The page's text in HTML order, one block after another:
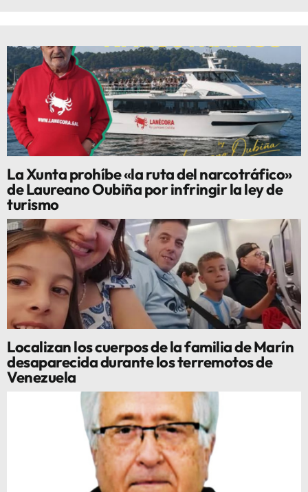
La Xunta prohíbe «la ruta del narcotráfico»
de Laureano Oubiña por infringir la ley de
turismo
Localizan los cuerpos de la familia de Marín
desaparecida durante los terremotos de
Venezuela